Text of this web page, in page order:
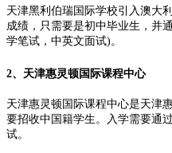
天津黑利伯瑞国际学校引入澳大
成绩，只需要是初中毕业生，并
学笔试，中英文面试)。
2、天津惠灵顿国际课程中心
天津惠灵顿国际课程中心是天津
要招收中国籍学生。入学需要通
试。